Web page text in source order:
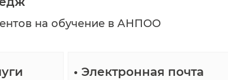
на обучение в АНПОО
• Электронная почта